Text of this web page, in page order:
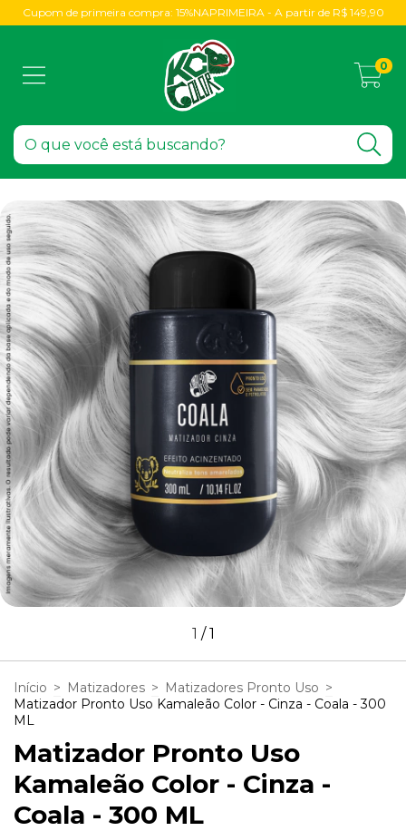
Cupom de primeira compra: 15%NAPRIMEIRA - A partir de R$ 149,90
0
1 /1
Início > Matizadores > Matizadores Pronto Uso >
Matizador Pronto Uso Kamaleão Color - Cinza - Coala - 300
ML
Matizador Pronto Uso
Kamaleão Color - Cinza -
Coala - 300 ML